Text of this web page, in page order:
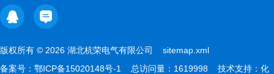
版权所有 © 2026 湖北杭荣电气有限公司 sitemap.xml
备案号： 鄂ICP备15020148号-1 总访问量：1619998 技术支持： 化